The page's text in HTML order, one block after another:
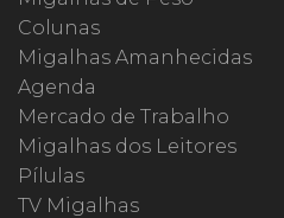
Colunas
Migalhas Amanhecidas
Agenda
Mercado de Trabalho
Migalhas dos Leitores
Pílulas
TV Migalhas